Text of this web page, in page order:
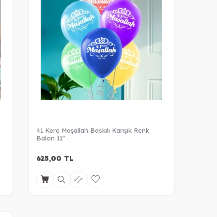
41 Kere Maşallah Baskılı Karışık Renk
Balon 11"
625,00 TL